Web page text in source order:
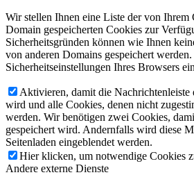
Wir stellen Ihnen eine Liste der von Ihrem
Domain gespeicherten Cookies zur
Sicherheitsgründen können wie Ihnen
von anderen Domains gespeichert
Sicherheitseinstellungen Ihres Browsers
Aktivieren, damit die Nachrichtenleiste
wird und alle Cookies, denen nicht
werden. Wir benötigen zwei Cookies,
gespeichert wird. Andernfalls wird diese
Seitenladen eingeblendet werden.
Hier klicken, um notwendige Cookies
Andere externe Dienste